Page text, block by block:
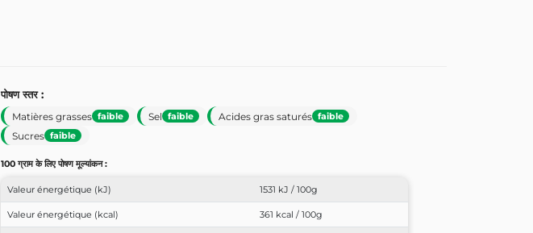
पोषण स्तर :
Matières grasses faible Sel faible Acides gras saturés faible
Sucres faible
100 ग्राम के लिए पोषण मूल्यांकन :
Valeur énergétique (kJ) 1531 kJ / 100g
Valeur énergétique (kcal) 361 kcal / 100g